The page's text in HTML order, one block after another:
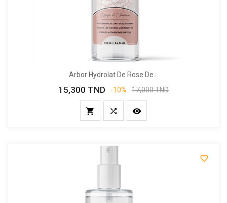
Arbor Hydrolat De Rose De...
Prix
15,300 TND
Prix
-10% 17,000 TND
  
